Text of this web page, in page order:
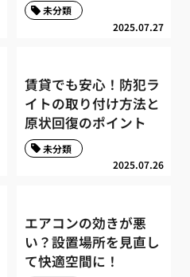
2025.07.27
未分類
賃貸でも安心！防犯ラ
イトの取り付け方法と
原状回復のポイント
2025.07.26
未分類
エアコンの効きが悪
い？設置場所を見直し
て快適空間に！